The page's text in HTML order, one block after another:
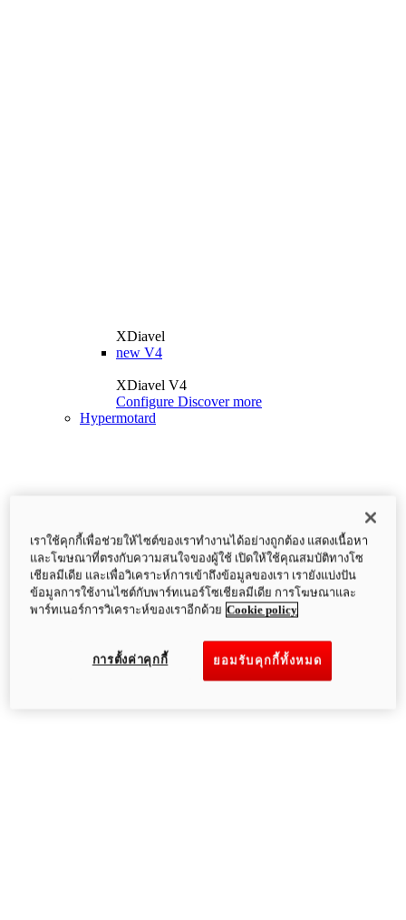
XDiavel
new V4
XDiavel V4
Configure Discover more
Hypermotard
เราใช้คุกกี้เพื่อช่วยให้ไซต์ของเราทำงานได้อย่างถูกต้อง แสดงเนื้อหา
และโฆษณาที่ตรงกับความสนใจของผู้ใช้ เปิดให้ใช้คุณสมบัติทางโซ
เชียลมีเดีย และเพื่อวิเคราะห์การเข้าถึงข้อมูลของเรา เรายังแบ่งปัน
ข้อมูลการใช้งานไซต์กับพาร์ทเนอร์โซเชียลมีเดีย การโฆษณาและ
พาร์ทเนอร์การวิเคราะห์ของเราอีกด้วย Cookie policy
ยอมรับคุกกี้ทั้งหมด
การตั้งค่าคุกกี้